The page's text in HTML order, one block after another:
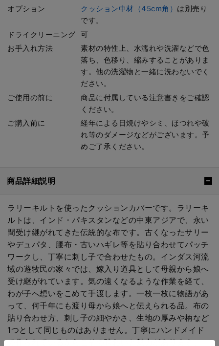
オプション
クッション中材（45cm角） は別売り
です。
ドライクリーニング
可
お手入れ方法
素材の特性上、水濡れや洗濯などで色
落ち、色移り、縮みすることがありま
す。他の洗濯物と一緒に洗わないでく
ださい。
ご使用の前に
商品に付属している注意書きをご確認
ください。
ご購入前に
経年による日焼けやシミ、ほつれや破
れ等のダメージなどがございます。予
めご了承ください。
商品詳細説明
ラリーキルトを使ったクッションカバーです。ラリーキ
ルトは、インド・パキスタンなどの中東アジアで、永い
間受け継がれてきた伝統的な布です。古くなったサリー
やデュパタ、腰布・古いハギレ等を貼り合わせてパッチ
ワークし、丁寧に刺し子で合わせたもの。インダス河流
域の遊牧民の家々では、嫁入り道具として母親から娘へ
受け継がれています。気の遠くなるような作業を経て、
わが子へ想いをこめて手渡します。一枚一枚に物語があ
って、何千年にも渡り母から娘へと伝えられる品。布の
貼り合わせ方、刺し子の細やかさ、生地の厚みや柄など
1つとして同じものはありません。丁寧にハンドメイド
で作られているからこその味わいと魅力があります。